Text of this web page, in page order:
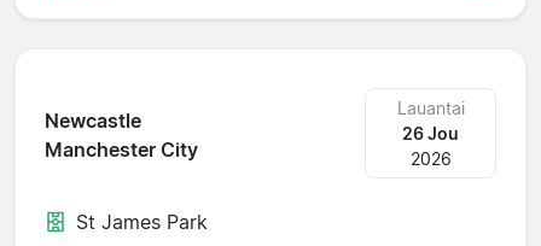
Newcastle
Manchester City
Lauantai
26 Jou
2026
St James Park